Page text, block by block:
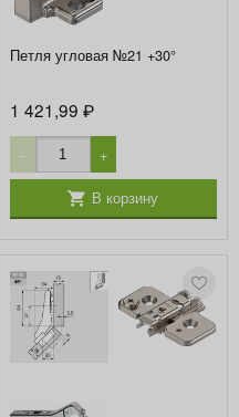
Петля угловая №21 +30°
1 421,99 ₽
− +
В корзину